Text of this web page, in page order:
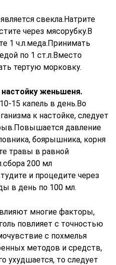
свекла.Натрите
через мясорубку.В
1 ч.л.меда.Принимать
по 1 ст.л.Вместо
тертую морковку.
женьшеня.
15 капель в день.Во
к настойке, следует
давление
боярышника, корня
травы в равной
200 мл
и процедите через
в день по 100 мл.
многие факторы,
повлияет с точностью
с похмелья
методов и средств,
ухудшается, то следует